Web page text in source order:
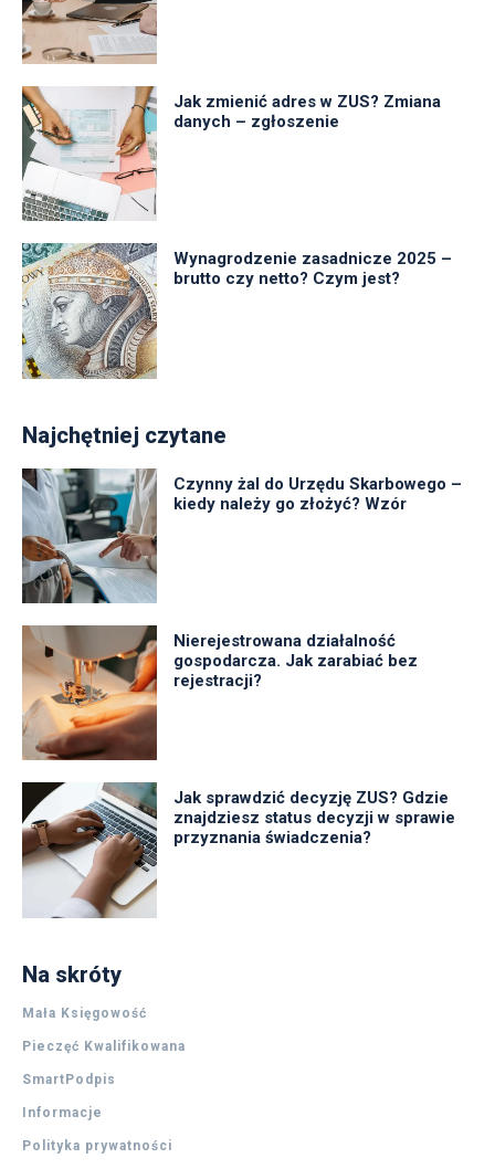
Jak zmienić adres w ZUS? Zmiana
danych – zgłoszenie
Wynagrodzenie zasadnicze 2025 –
brutto czy netto? Czym jest?
Najchętniej czytane
Czynny żal do Urzędu Skarbowego –
kiedy należy go złożyć? Wzór
Nierejestrowana działalność
gospodarcza. Jak zarabiać bez
rejestracji?
Jak sprawdzić decyzję ZUS? Gdzie
znajdziesz status decyzji w sprawie
przyznania świadczenia?
Na skróty
Mała Księgowość
Pieczęć Kwalifikowana
SmartPodpis
Informacje
Polityka prywatności